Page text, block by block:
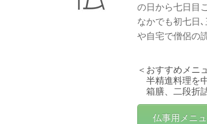
の日から七日目
なかでも初七日
や自宅で僧侶の
＜おすすめメニ
半精進料理を
箱膳、二段折
仏事用メニ